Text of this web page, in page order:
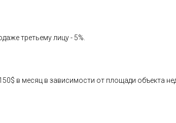
третьему лицу - 5%.
в месяц в зависимости от площади объекта